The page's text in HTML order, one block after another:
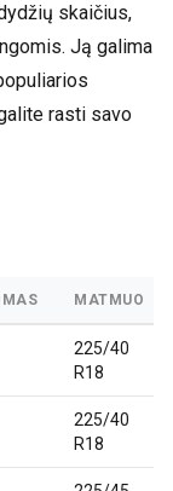
skaičius,
Ją galima
rasti savo
MATMUO
225/40
R18
225/40
R18